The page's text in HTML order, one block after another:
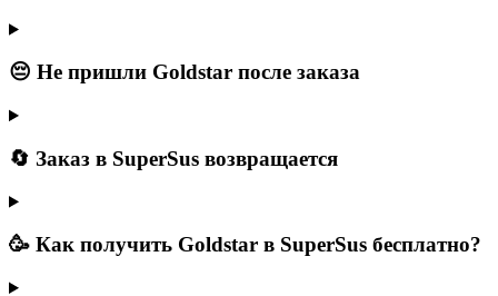
😔 Не пришли Goldstar после заказа
🔄 Заказ в SuperSus возвращается
🥳 Как получить Goldstar в SuperSus бесплатно?